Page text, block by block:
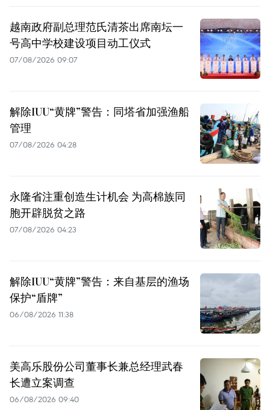
越南政府副总理范氏清茶出席南坛一
号高中学校建设项目动工仪式
07/08/2026 09:07
解除IUU“黄牌”警告：同塔省加强渔船
管理
07/08/2026 04:28
永隆省注重创造生计机会 为高棉族同
胞开辟脱贫之路
07/08/2026 04:23
解除IUU“黄牌”警告：来自基层的渔场
保护“盾牌”
06/08/2026 11:38
美高乐股份公司董事长兼总经理武春
长遭立案调查
06/08/2026 09:40